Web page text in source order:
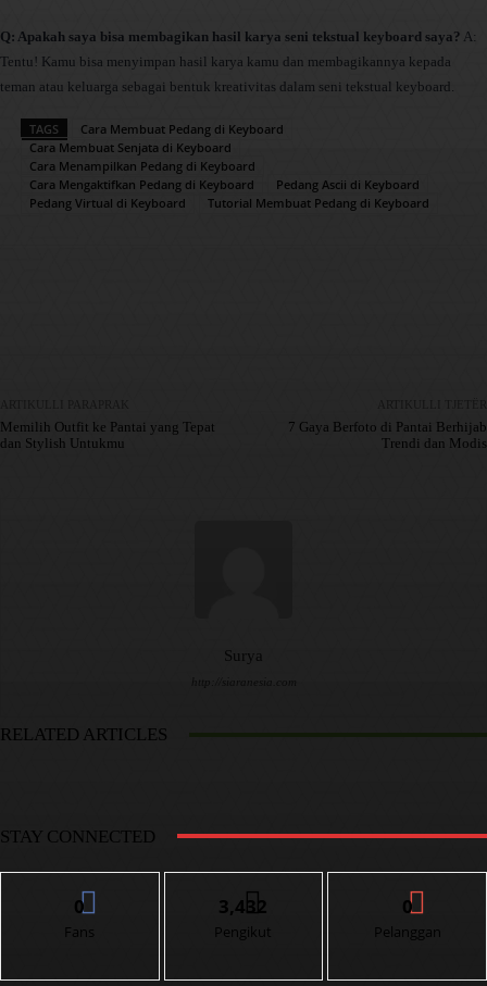
Q: Apakah saya bisa membagikan hasil karya seni tekstual keyboard saya? A:
Tentu! Kamu bisa menyimpan hasil karya kamu dan membagikannya kepada
teman atau keluarga sebagai bentuk kreativitas dalam seni tekstual keyboard.
TAGS
Cara Membuat Pedang di Keyboard
Cara Membuat Senjata di Keyboard
Cara Menampilkan Pedang di Keyboard
Cara Mengaktifkan Pedang di Keyboard
Pedang Ascii di Keyboard
Pedang Virtual di Keyboard
Tutorial Membuat Pedang di Keyboard
Memilih Outfit ke Pantai yang Tepat
dan Stylish Untukmu
7 Gaya Berfoto di Pantai Berhijab
Trendi dan Modis
Surya
RELATED ARTICLES
STAY CONNECTED
0
Fans
3,432
Pengikut
0
Pelanggan